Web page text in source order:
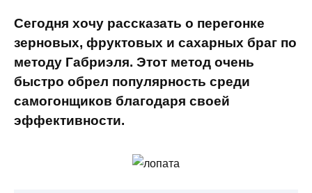
Сегодня хочу рассказать о перегонке
зерновых, фруктовых и сахарных браг по
методу Габриэля. Этот метод очень
быстро обрел популярность среди
самогонщиков благодаря своей
эффективности.